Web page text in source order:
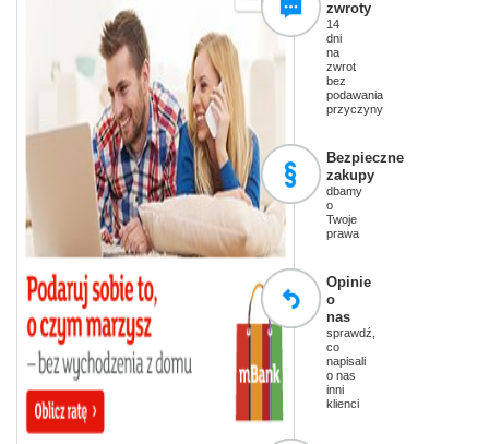
zwroty
14
dni
na
zwrot
bez
podawania
przyczyny
Bezpieczne
zakupy
dbamy
o
Twoje
prawa
Opinie
o
nas
sprawdź,
co
napisali
o nas
inni
klienci